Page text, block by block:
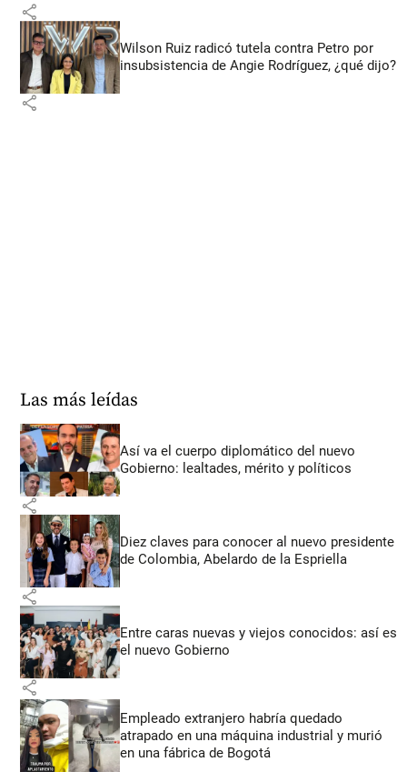
share
Wilson Ruiz radicó tutela contra Petro por
insubsistencia de Angie Rodríguez, ¿qué dijo?
share
Las más leídas
Así va el cuerpo diplomático del nuevo
Gobierno: lealtades, mérito y políticos
share
Diez claves para conocer al nuevo presidente
de Colombia, Abelardo de la Espriella
share
Entre caras nuevas y viejos conocidos: así es
el nuevo Gobierno
share
Empleado extranjero habría quedado
atrapado en una máquina industrial y murió
en una fábrica de Bogotá